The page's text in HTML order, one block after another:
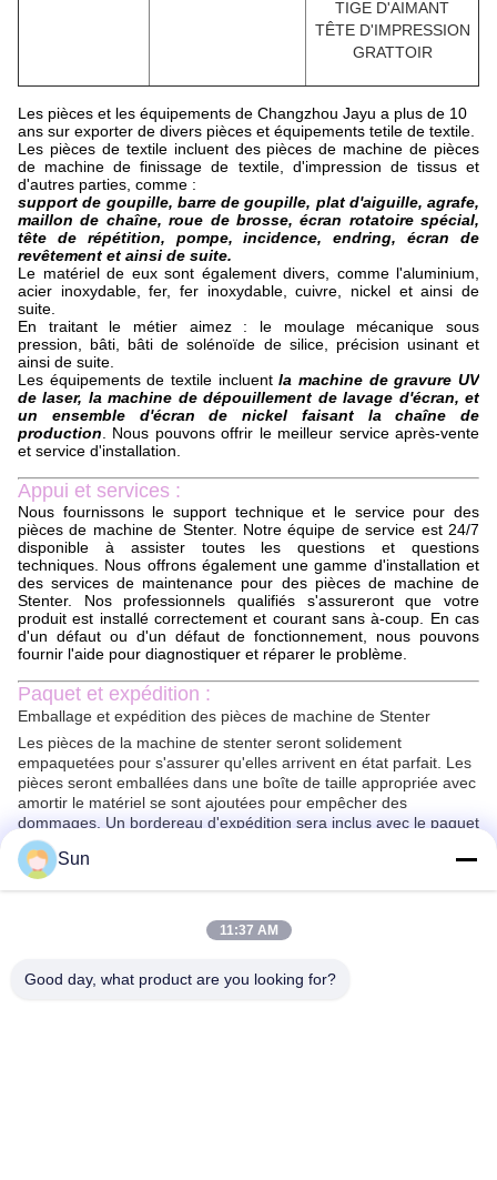
TIGE D'AIMANT
TÊTE D'IMPRESSION
GRATTOIR
Les pièces et les équipements de Changzhou Jayu a plus de 10
ans sur exporter de divers pièces et équipements tetile de textile.
Les pièces de textile incluent des pièces de machine de pièces
de machine de finissage de textile, d'impression de tissus et
d'autres parties, comme :
support de goupille, barre de goupille, plat d'aiguille, agrafe,
maillon de chaîne, roue de brosse, écran rotatoire spécial,
tête de répétition, pompe, incidence, endring, écran de
revêtement et ainsi de suite.
Le matériel de eux sont également divers, comme l'aluminium,
acier inoxydable, fer, fer inoxydable, cuivre, nickel et ainsi de
suite.
En traitant le métier aimez : le moulage mécanique sous
pression, bâti, bâti de solénoïde de silice, précision usinant et
ainsi de suite.
Les équipements de textile incluentla machine de gravure UV
de laser, la machine de dépouillement de lavage d'écran, et
un ensemble d'écran de nickel faisant la chaîne de
production. Nous pouvons offrir le meilleur service après-vente
et service d'installation.
Appui et services :
Nous fournissons le support technique et le service pour des
pièces de machine de Stenter. Notre équipe de service est 24/7
disponible à assister toutes les questions et questions
techniques. Nous offrons également une gamme d'installation et
des services de maintenance pour des pièces de machine de
Stenter. Nos professionnels qualifiés s'assureront que votre
produit est installé correctement et courant sans à-coup. En cas
d'un défaut ou d'un défaut de fonctionnement, nous pouvons
fournir l'aide pour diagnostiquer et réparer le problème.
Paquet et expédition :
Emballage et expédition des pièces de machine de Stenter
Les pièces de la machine de stenter seront solidement
empaquetées pour s'assurer qu'elles arrivent en état parfait. Les
pièces seront emballées dans une boîte de taille appropriée avec
amortir le matériel se sont ajoutées pour empêcher des
dommages. Un bordereau d'expédition sera inclus avec le paquet
pour s'assurer que toutes les pièces sont expliquées.
Les pièces de la machine de stenter seront embarquées par
l'intermédiaire d'un messager fiable. Tous les paquets seront
livraison dépendra de la destination, mais les paquets
typiquement seront fournis d'ici 2-10 jours.
FAQ :
Sun
11:37 AM
Good day, what product are you looking for?